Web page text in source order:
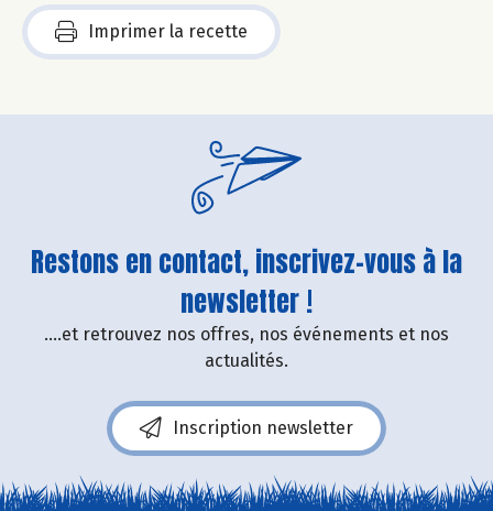
Imprimer la recette
Restons en contact, inscrivez-vous à la
newsletter !
....et retrouvez nos offres, nos événements et nos
actualités.
Inscription newsletter